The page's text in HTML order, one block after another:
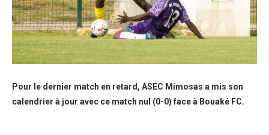
Pour le dernier match en retard, ASEC Mimosas a mis son
calendrier à jour avec ce match nul (0-0) face à Bouaké FC.